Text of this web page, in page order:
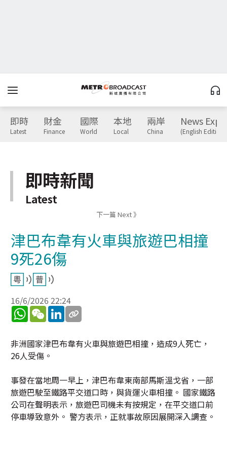
即時
Latest
財金
Finance
國際
World
本地
Local
兩岸
China
News
(English Edition)
即時新聞
Latest
下一篇 Next 》
津巴布韋有火車與旅遊巴相撞
9死26傷
16/6/2026 22:24
WhatsApp
WeChatLinkedIn
非洲國家津巴布韋有火車與旅遊巴相撞，造成9人死亡，
26人受傷。
事發在當地周一早上，津巴布韋東南部馬斯溫戈省，一部
旅遊巴駛至鐵路平交道口時，與貨運火車相撞。 國家鐵路
公司在聲明表示，旅遊巴司機未有按規定，在平交道口前
停車導致意外。 警方表示，正就事故原因展開深入調查。